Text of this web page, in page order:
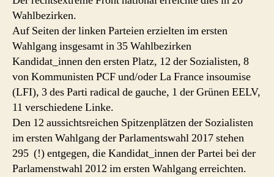
Wahlbezirken.
Auf Seiten der linken Parteien erzielten im ersten
Wahlgang insgesamt in 35 Wahlbezirken
Kandidat_innen den ersten Platz, 12 der Sozialisten, 8
von Kommunisten PCF und/oder La France insoumise
(LFI), 3 des Parti radical de gauche, 1 der Grünen EELV,
11 verschiedene Linke.
Den 12 aussichtsreichen Spitzenplätzen der Sozialisten
im ersten Wahlgang der Parlamentswahl 2017 stehen
295 (!) entgegen, die Kandidat_innen der Partei bei der
Parlamenstwahl 2012 im ersten Wahlgang erreichten.